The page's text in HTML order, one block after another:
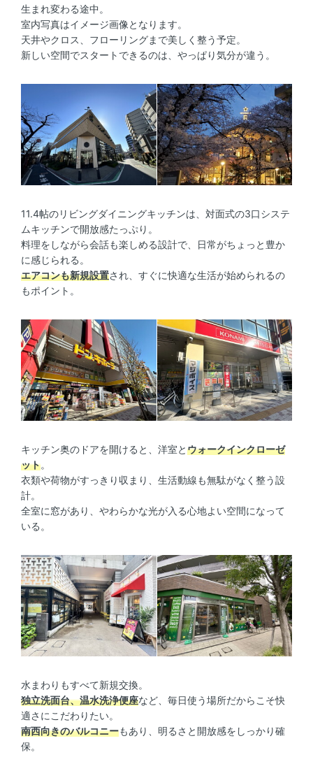
生まれ変わる途中。
室内写真はイメージ画像となります。
天井やクロス、フローリングまで美しく整う予定。
新しい空間でスタートできるのは、やっぱり気分が違う。
11.4帖のリビングダイニングキッチンは、対面式の3口システ
ムキッチンで開放感たっぷり。
料理をしながら会話も楽しめる設計で、日常がちょっと豊か
に感じられる。
エアコンも新規設置され、すぐに快適な生活が始められるの
もポイント。
キッチン奥のドアを開けると、洋室とウォークインクローゼ
ット。
衣類や荷物がすっきり収まり、生活動線も無駄がなく整う設
計。
全室に窓があり、やわらかな光が入る心地よい空間になって
いる。
水まわりもすべて新規交換。
独立洗面台、温水洗浄便座など、毎日使う場所だからこそ快
適さにこだわりたい。
南西向きのバルコニーもあり、明るさと開放感をしっかり確
保。